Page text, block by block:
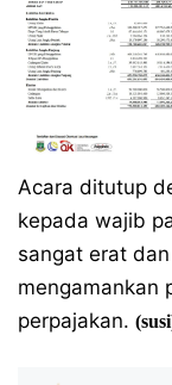
Acara ditutup
kepada wajib
sangat erat
mengamankan
perpajakan.